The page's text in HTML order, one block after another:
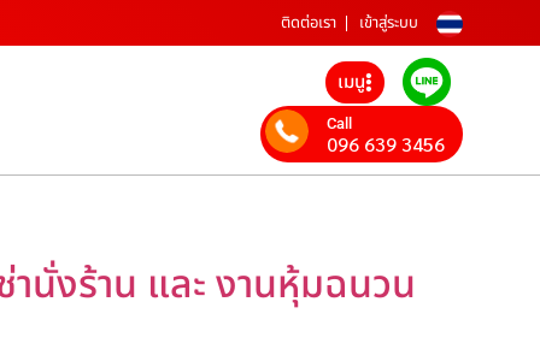
ติดต่อเรา เข้าสู่ระบบ
เมนู
Call
096 639 3456
นั่งร้าน และ งานหุ้มฉนวน